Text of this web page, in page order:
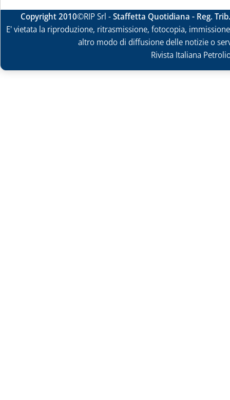
Copyright 2010©RIP Srl -Staffetta Quotidiana - Reg.
E' vietata la riproduzione, ritrasmissione, fotocopia,
altro modo di diffusione delle notizie o
Rivista Italiana